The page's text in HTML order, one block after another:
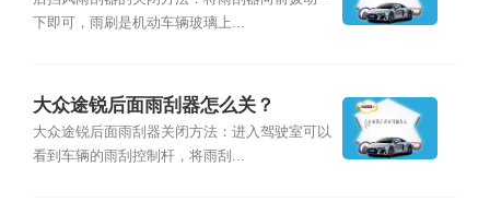
下即可，雨刷是机动车辆玻璃上...
大众途锐后面雨刮器怎么关？
大众途锐后面雨刮器关闭方法：进入驾驶室可以
看到车辆的雨刮控制杆，将雨刮...